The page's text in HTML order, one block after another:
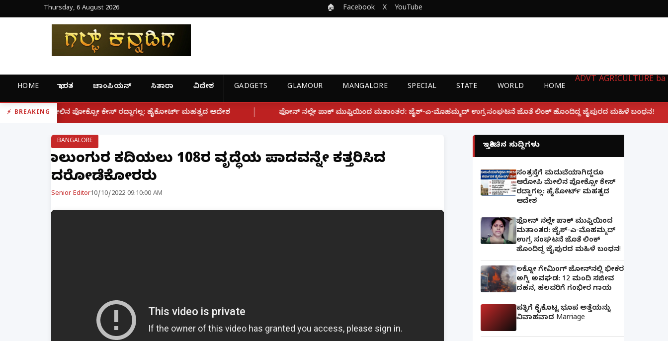
Thursday, 6 August 2026 🏠 Facebook X YouTube
HOME ಭಾರತ ಚಾಂಪಿಯನ್ ಸಿತಾರಾ ವಿದೇಶ GADGETS GLAMOUR MANGALORE SPECIAL STATE WORLD HOME
ADVT AGRICULTURE ba
BREAKING
ಕೇಸ್ ರದ್ದಾಗಲ್ಲ: ಹೈಕೋರ್ಟ್ ಮಹತ್ವದ ಆದೇಶ | ಫೋನ್ ನಲ್ಲೇ ಪಾಕ್ ಮುಫ್ತಿಯಿಂದ ಮತಾಂತರ: ಜೈಶ್-ಎ-ಮೊಹಮ್ಮದ್ ಉಗ್ರ ಸಂಘಟನೆ ಜೊತೆ ಲಿಂಕ್ ಹೊಂದಿದ್ದ ಜೈಪುರದ ಮಹಿಳೆ ಬಂಧನ! | ಲಕ್ನೋ
BANGALORE
ಕಾಲುಂಗುರ ಕದಿಯಲು 108ರ ವೃದ್ಧೆಯ ಪಾದವನ್ನೇ ಕತ್ತರಿಸಿದ
ದರೋಡೆಕೋರರು
Senior Editor10/10/2022 09:10:00 AM
ಇತ್ತೀಚಿನ ಸುದ್ದಿಗಳು
ಸಂತ್ರಸ್ತೆಗೆ ಮದುವೆಯಾಗಿದ್ದರೂ
ಆರೋಪಿ ಮೇಲಿನ ಪೋಕ್ಸೋ ಕೇಸ್
ರದ್ದಾಗಲ್ಲ: ಹೈಕೋರ್ಟ್ ಮಹತ್ವದ
ಆದೇಶ
ಫೋನ್ ನಲ್ಲೇ ಪಾಕ್ ಮುಫ್ತಿಯಿಂದ
ಮತಾಂತರ: ಜೈಶ್-ಎ-ಮೊಹಮ್ಮದ್
ಉಗ್ರ ಸಂಘಟನೆ ಜೊತೆ ಲಿಂಕ್
ಹೊಂದಿದ್ದ ಜೈಪುರದ ಮಹಿಳೆ ಬಂಧನ!
ಲಕ್ನೋ ಗೇಮಿಂಗ್ ಜೋನ್‌ನಲ್ಲಿ ಭೀಕರ
ಅಗ್ನಿ ಅವಘಡ: 12 ಮಂದಿ ಸಜೀವ
ದಹನ, ಹಲವರಿಗೆ ಗಂಭೀರ ಗಾಯ
ಪತ್ನಿಗೆ ಕೈಕೊಟ್ಟ ಭೂಪ ಅತ್ತೆಯನ್ನು
ವಿವಾಹವಾದ Marriage